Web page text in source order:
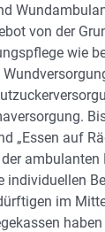
von der
wie
„Essen auf
ambulanten
individuellen
im